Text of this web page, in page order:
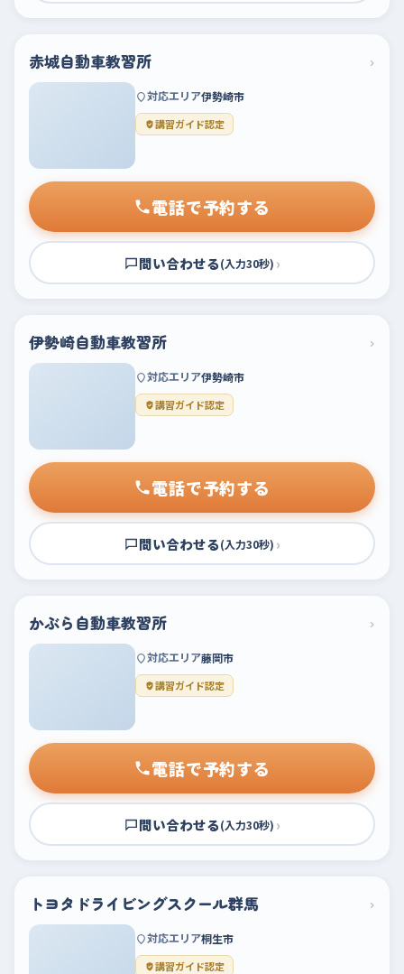
赤城自動車教習所 ›
対応エリア伊勢崎市
講習ガイド認定
電話で予約する
問い合わせる(入力30秒) ›
伊勢崎自動車教習所 ›
対応エリア伊勢崎市
講習ガイド認定
電話で予約する
問い合わせる(入力30秒) ›
かぶら自動車教習所 ›
対応エリア藤岡市
講習ガイド認定
電話で予約する
問い合わせる(入力30秒) ›
トヨタドライビングスクール群馬 ›
対応エリア桐生市
講習ガイド認定